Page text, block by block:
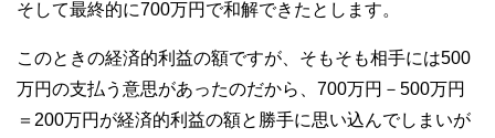
そして最終的に700万円で和解できたとします。
このときの経済的利益の額ですが、そもそも相手には500
万円の支払う意思があったのだから、700万円－500万円
＝200万円が経済的利益の額と勝手に思い込んでしまいが